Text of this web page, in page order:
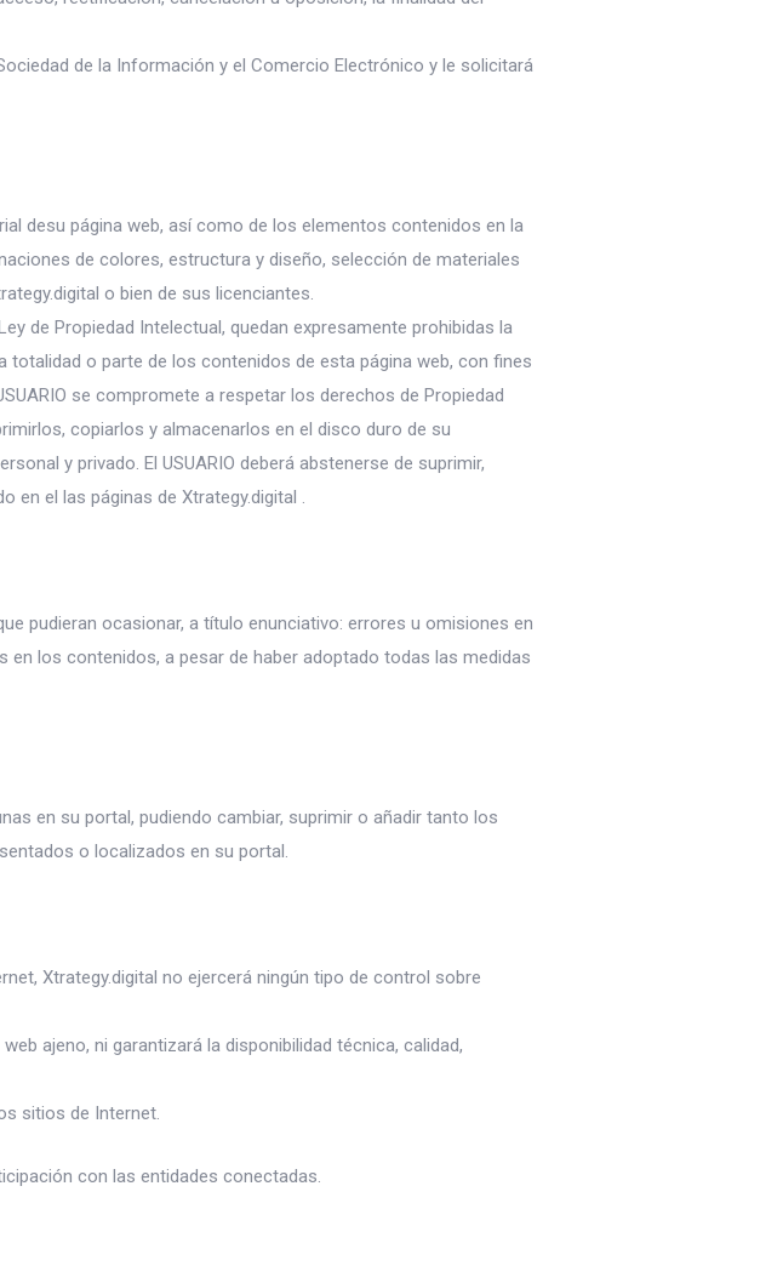
de la Información y el Comercio Electrónico y le solicitará
desu página web, así como de los elementos contenidos en la
de colores, estructura y diseño, selección de materiales
o bien de sus licenciantes.
de Propiedad Intelectual, quedan expresamente prohibidas la
o parte de los contenidos de esta página web, con fines
se compromete a respetar los derechos de Propiedad
copiarlos y almacenarlos en el disco duro de su
y privado. El USUARIO deberá abstenerse de suprimir,
en el las páginas de Xtrategy.digital .
pudieran ocasionar, a título enunciativo: errores u omisiones en
los contenidos, a pesar de haber adoptado todas las medidas
en su portal, pudiendo cambiar, suprimir o añadir tanto los
o localizados en su portal.
Xtrategy.digital no ejercerá ningún tipo de control sobre
ajeno, ni garantizará la disponibilidad técnica, calidad,
sitios de Internet.
con las entidades conectadas.